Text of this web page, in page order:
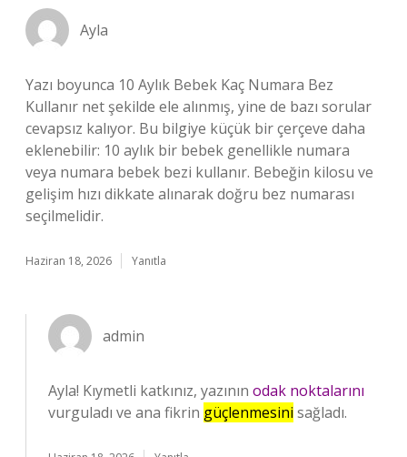
Ayla
Yazı boyunca 10 Aylık Bebek Kaç Numara Bez
Kullanır net şekilde ele alınmış, yine de bazı sorular
cevapsız kalıyor. Bu bilgiye küçük bir çerçeve daha
eklenebilir: 10 aylık bir bebek genellikle numara
veya numara bebek bezi kullanır. Bebeğin kilosu ve
gelişim hızı dikkate alınarak doğru bez numarası
seçilmelidir.
Haziran 18, 2026 Yanıtla
admin
Ayla! Kıymetli katkınız, yazının odak noktalarını
vurguladı ve ana fikrin güçlenmesini sağladı.